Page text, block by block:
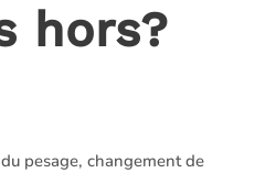
hors?
pesage, changement de